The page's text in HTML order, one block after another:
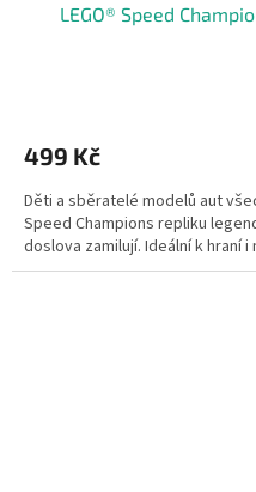
LEGO® Speed
499 Kč
Děti a sběratelé modelů aut
Speed Champions repliku
doslova zamilují. Ideální k hraní i